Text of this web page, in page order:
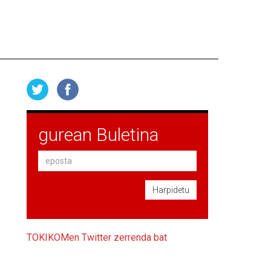
gurean Buletina
Harpidetu
TOKIKOMen Twitter zerrenda bat